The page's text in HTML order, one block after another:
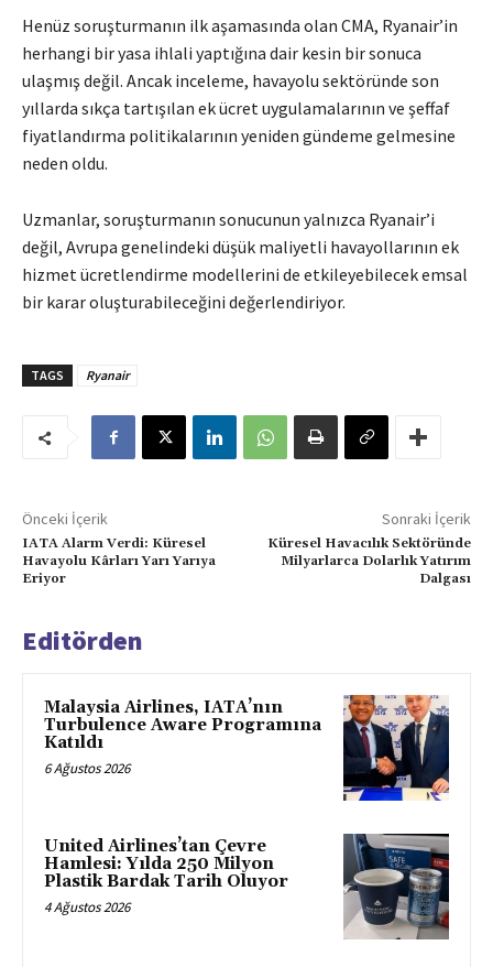
Henüz soruşturmanın ilk aşamasında olan CMA, Ryanair’in
herhangi bir yasa ihlali yaptığına dair kesin bir sonuca
ulaşmış değil. Ancak inceleme, havayolu sektöründe son
yıllarda sıkça tartışılan ek ücret uygulamalarının ve şeffaf
fiyatlandırma politikalarının yeniden gündeme gelmesine
neden oldu.
Uzmanlar, soruşturmanın sonucunun yalnızca Ryanair’i
değil, Avrupa genelindeki düşük maliyetli havayollarının ek
hizmet ücretlendirme modellerini de etkileyebilecek emsal
bir karar oluşturabileceğini değerlendiriyor.
TAGS Ryanair
Önceki İçerik
IATA Alarm Verdi: Küresel
Havayolu Kârları Yarı Yarıya
Eriyor
Sonraki İçerik
Küresel Havacılık Sektöründe
Milyarlarca Dolarlık Yatırım
Dalgası
Editörden
Malaysia Airlines, IATA’nın
Turbulence Aware Programına
Katıldı
6 Ağustos 2026
United Airlines’tan Çevre
Hamlesi: Yılda 250 Milyon
Plastik Bardak Tarih Oluyor
4 Ağustos 2026